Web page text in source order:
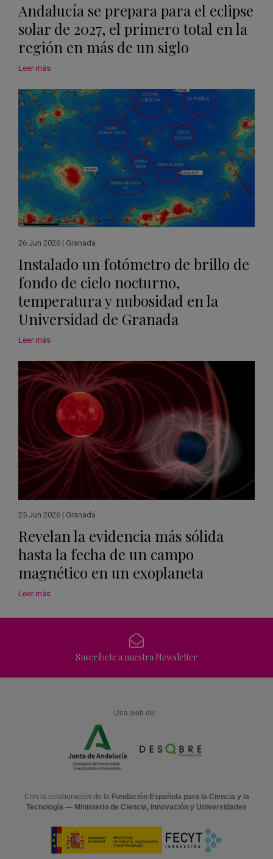
Andalucía se prepara para el eclipse
solar de 2027, el primero total en la
región en más de un siglo
Leer más
26 Jun 2026 | Granada
Instalado un fotómetro de brillo de
fondo de cielo nocturno,
temperatura y nubosidad en la
Universidad de Granada
Leer más
25 Jun 2026 | Granada
Revelan la evidencia más sólida
hasta la fecha de un campo
magnético en un exoplaneta
Leer más
Suscríbete a nuestra Newsletter
Una web de:
Con la colaboración de la Fundación Española para la Ciencia y la
Tecnología — Ministerio de Ciencia, Innovación y Universidades